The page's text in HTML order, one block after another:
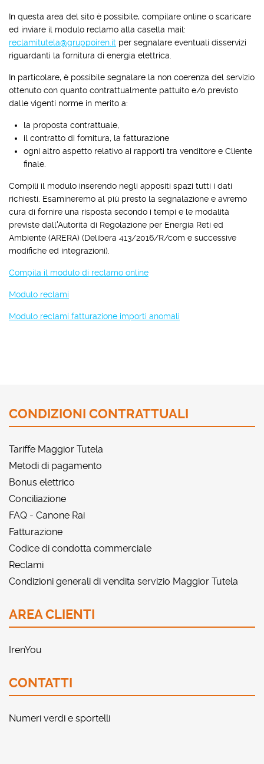
In questa area del sito è possibile, compilare online o scaricare
ed inviare il modulo reclamo alla casella mail:
reclamitutela@gruppoiren.it per segnalare eventuali disservizi
riguardanti la fornitura di energia elettrica.
In particolare, è possibile segnalare la non coerenza del servizio
ottenuto con quanto contrattualmente pattuito e/o previsto
dalle vigenti norme in merito a:
la proposta contrattuale,
il contratto di fornitura, la fatturazione
ogni altro aspetto relativo ai rapporti tra venditore e Cliente
finale.
Compili il modulo inserendo negli appositi spazi tutti i dati
richiesti. Esamineremo al più presto la segnalazione e avremo
cura di fornire una risposta secondo i tempi e le modalità
previste dall'Autorità di Regolazione per Energia Reti ed
Ambiente (ARERA) (Delibera 413/2016/R/com e successive
modifiche ed integrazioni).
Compila il modulo di reclamo online
Modulo reclami
Modulo reclami fatturazione importi anomali
CONDIZIONI CONTRATTUALI
Tariffe Maggior Tutela
Metodi di pagamento
Bonus elettrico
Conciliazione
FAQ - Canone Rai
Fatturazione
Codice di condotta commerciale
Reclami
Condizioni generali di vendita servizio Maggior Tutela
AREA CLIENTI
IrenYou
CONTATTI
Numeri verdi e sportelli